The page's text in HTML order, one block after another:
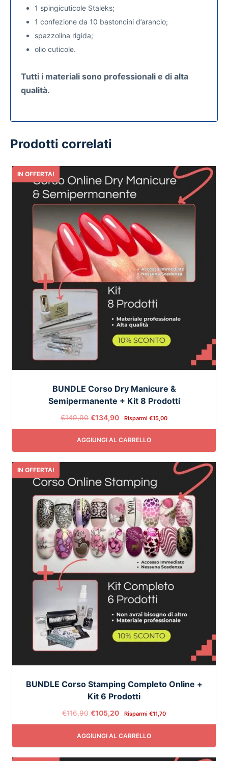
1 spingicuticole Staleks;
1 confezione da 10 bastoncini d’arancio;
spazzolina rigida;
olio cuticole.
Tutti i materiali sono professionali e di alta
qualità.
Prodotti correlati
IN OFFERTA!
BUNDLE Corso Dry Manicure &
Semipermanente + Kit 8 Prodotti
€149,90 €134,90 Risparmi €15,00
AGGIUNGI AL CARRELLO
IN OFFERTA!
BUNDLE Corso Stamping Completo Online +
Kit 6 Prodotti
€116,90 €105,20 Risparmi €11,70
AGGIUNGI AL CARRELLO